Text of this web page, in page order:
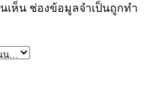
เห็น ช่องข้อมูลจำเป็นถูกทำ